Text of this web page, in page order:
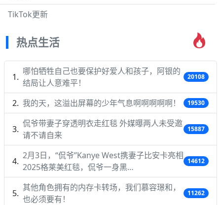
TikTok更新
热点生活
哪怕牺牲自己也要保护好爱人和孩子，阿银的
结局让人意难平！
20108
我的天，这溢出屏幕的少年气息啊啊啊啊啊！ 19530
侃爷带妻子穿透明衣走红毯 外媒曝两人未受邀
请不请自来
15887
2月3日，“侃爷”Kanye West携妻子比安卡亮相
2025格莱美红毯，侃爷一身黑…
14612
其他角色拥有的内存卡转场，我们慕容璟和，
也必须要有！
11262